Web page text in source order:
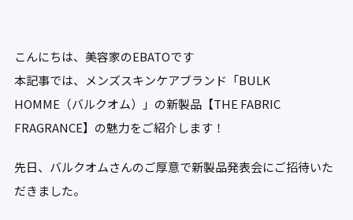
こんにちは、美容家のEBATOです
本記事では、メンズスキンケアブランド「BULK
HOMME（バルクオム）」の新製品【THE FABRIC
FRAGRANCE】の魅力をご紹介します！
先日、バルクオムさんのご厚意で新製品発表会にご招待いた
だきました。